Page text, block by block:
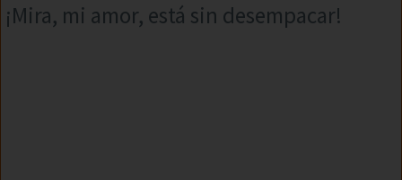
¡Mira, mi amor, está sin desempacar!